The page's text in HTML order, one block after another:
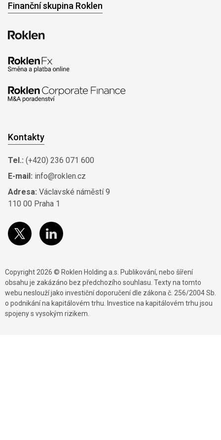
Finanční skupina Roklen
Kontakty
Tel.: (+420) 236 071 600
E-mail: info@roklen.cz
Adresa: Václavské náměstí 9
110 00 Praha 1
Copyright 2026 © Roklen Holding a.s. Publikování, nebo šíření
obsahu je zakázáno bez předchozího souhlasu. Texty na tomto
webu neslouží jako investiční doporučení dle zákona č. 256/2004 Sb.
o podnikání na kapitálovém trhu. Investice na kapitálovém trhu jsou
spojeny s vysokým rizikem.